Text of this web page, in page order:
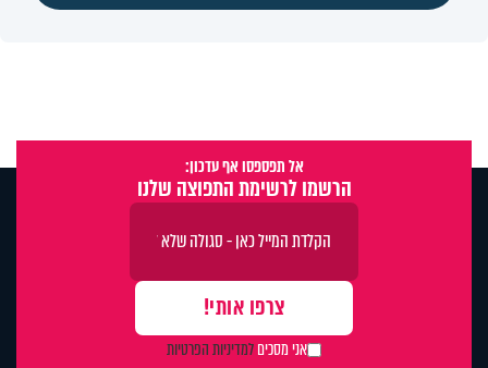
אל תפספסו אף עדכון:
הרשמו לרשימת התפוצה שלנו
אני מסכיםלמדיניות הפרטיות